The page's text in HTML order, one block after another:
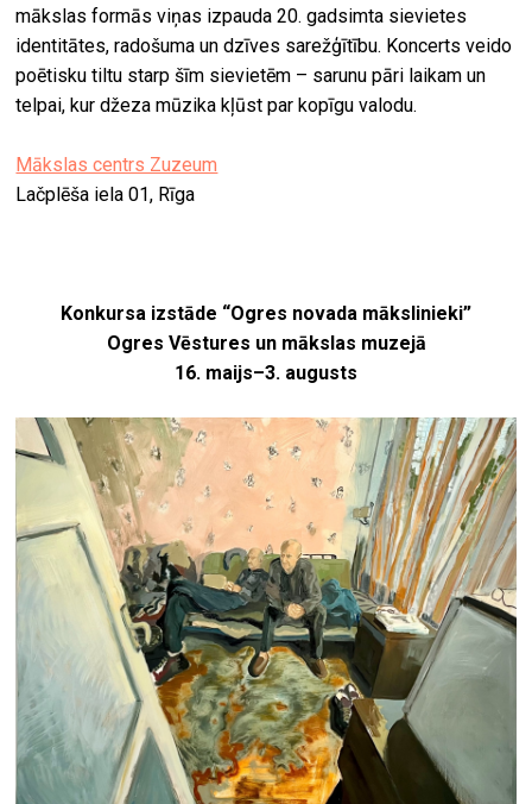
mākslas formās viņas izpauda 20. gadsimta sievietes
identitātes, radošuma un dzīves sarežģītību. Koncerts veido
poētisku tiltu starp šīm sievietēm – sarunu pāri laikam un
telpai, kur džeza mūzika kļūst par kopīgu valodu.
Mākslas centrs Zuzeum
Lačplēša iela 01, Rīga
Konkursa izstāde “Ogres novada mākslinieki”
Ogres Vēstures un mākslas muzejā
16. maijs–3. augusts